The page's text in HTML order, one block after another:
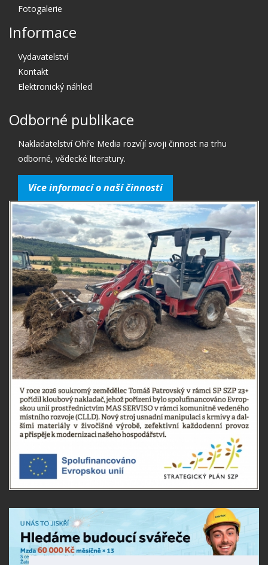
Fotogalerie
Informace
Vydavatelství
Kontakt
Elektronický náhled
Odborné publikace
Nakladatelství Ohře Media rozvíjí svoji činnost na trhu
odborné, vědecké literatury.
Více informací o naší činnosti